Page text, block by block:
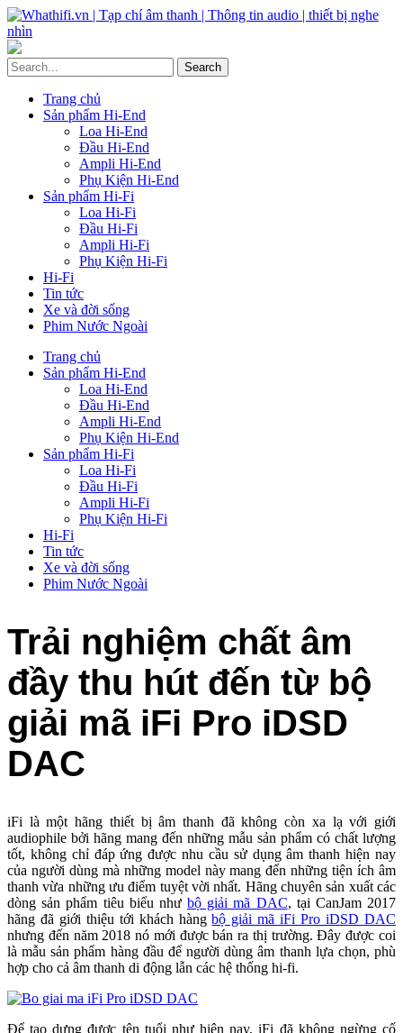
Trang chủ
Sản phẩm Hi-End
Loa Hi-End
Đầu Hi-End
Ampli Hi-End
Phụ Kiện Hi-End
Sản phẩm Hi-Fi
Loa Hi-Fi
Đầu Hi-Fi
Ampli Hi-Fi
Phụ Kiện Hi-Fi
Hi-Fi
Tin tức
Xe và đời sống
Phim Nước Ngoài
Trang chủ
Sản phẩm Hi-End
Loa Hi-End
Đầu Hi-End
Ampli Hi-End
Phụ Kiện Hi-End
Sản phẩm Hi-Fi
Loa Hi-Fi
Đầu Hi-Fi
Ampli Hi-Fi
Phụ Kiện Hi-Fi
Hi-Fi
Tin tức
Xe và đời sống
Phim Nước Ngoài
Trải nghiệm chất âm
đầy thu hút đến từ bộ
giải mã iFi Pro iDSD
DAC
iFi là một hãng thiết bị âm thanh đã không còn xa lạ với giới
audiophile bởi hãng mang đến những mẫu sản phẩm có chất lượng
tốt, không chỉ đáp ứng được nhu cầu sử dụng âm thanh hiện nay
của người dùng mà những model này mang đến những tiện ích âm
thanh vừa những ưu điểm tuyệt vời nhất. Hãng chuyên sản xuất các
dòng sản phẩm tiêu biểu như bộ giải mã DAC, tại CanJam 2017
hãng đã giới thiệu tới khách hàngbộ giải mã iFi Pro iDSD DAC
nhưng đến năm 2018 nó mới được bán ra thị trường. Đây được coi
là mẫu sản phẩm hàng đầu để người dùng âm thanh lựa chọn, phù
hợp cho cả âm thanh di động lẫn các hệ thống hi-fi.
Để tạo dựng được tên tuổi như hiện nay, iFi đã không ngừng cố